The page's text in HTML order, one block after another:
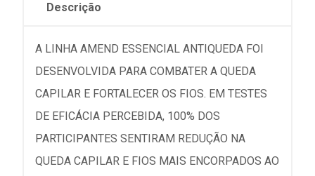
Descrição
A LINHA AMEND ESSENCIAL ANTIQUEDA FOI
DESENVOLVIDA PARA COMBATER A QUEDA
CAPILAR E FORTALECER OS FIOS. EM TESTES
DE EFICÁCIA PERCEBIDA, 100% DOS
PARTICIPANTES SENTIRAM REDUÇÃO NA
QUEDA CAPILAR E FIOS MAIS ENCORPADOS AO